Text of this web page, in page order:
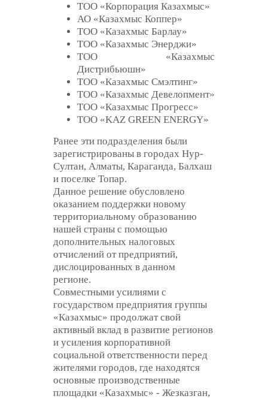
ТОО «Корпорация Казахмыс»
АО «Казахмыс Коппер»
ТОО «Казахмыс Барлау»
ТОО «Казахмыс Энерджи»
ТОО «Казахмыс
Дистрибьюшн»
ТОО «Казахмыс Смэлтинг»
ТОО «Казахмыс Девелопмент»
ТОО «Казахмыс Прогресс»
ТОО «KAZ GREEN ENERGY»
Ранее эти подразделения были
зарегистрированы в городах Нур-
Султан, Алматы, Караганда, Балхаш
и поселке Топар.
Данное решение обусловлено
оказанием поддержки новому
территориальному образованию
нашей страны с помощью
дополнительных налоговых
отчислений от предприятий,
дислоцированных в данном
регионе.
Совместными усилиями с
государством предприятия группы
«Казахмыс» продолжат свой
активный вклад в развитие регионов
и усиления корпоративной
социальной ответственности перед
жителями городов, где находятся
основные производственные
площадки «Казахмыс» - Жезказган,